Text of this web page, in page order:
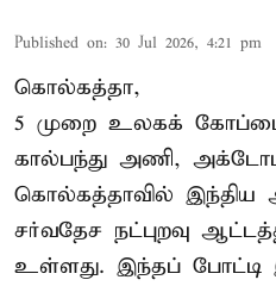
Published on: 30 Jul 2026, 4:21 pm
கொல்கத்தா,
5 முறை உலகக்
கால்பந்து அணி,
கொல்கத்தாவில் இந்திய
சர்வதேச நட்புறவு
உள்ளது. இந்தப் போட்டி